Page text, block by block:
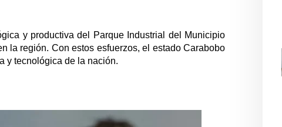
y productiva del Parque Industrial del Municipio
la región. Con estos esfuerzos, el estado Carabobo
y tecnológica de la nación.